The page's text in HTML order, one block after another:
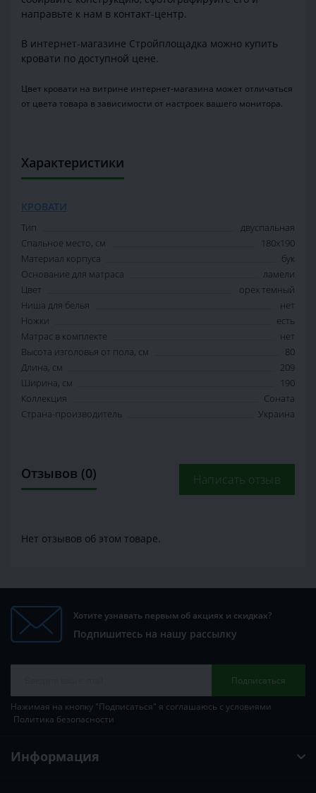
направьте к нам в контакт-центр.
В интернет-магазине Стройплощадка можно купить
кровати по доступной цене.
Цвет кровати на витрине интернет-магазина может отличаться
от цвета товара в зависимости от настроек вашего монитора.
Характеристики
КРОВАТИ
Тип
двуспальная
Спальное место, см
180х190
Материал корпуса
бук
Основание для матраса
ламели
Цвет
орех темный
Ниша для белья
нет
Ножки
есть
Матрас в комплекте
нет
Высота изголовья от пола, см
80
Длина, см
209
Ширина, см
190
Коллекция
Соната
Страна-производитель
Украина
Отзывов (0) Написать отзыв
Нет отзывов об этом товаре.
Хотите узнавать первым об акциях и скидках?
Подпишитесь на нашу рассылку
Подписаться
Нажимая на кнопку "Подписаться" я соглашаюсь с условиями
Политика безопасности
Информация